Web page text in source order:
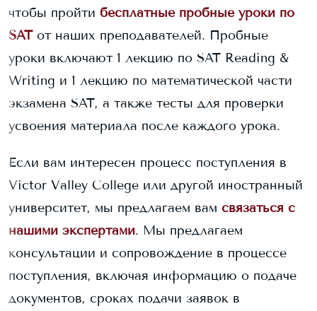
чтобы пройти бесплатные пробные уроки по
SAT от наших преподавателей. Пробные
уроки включают 1 лекцию по SAT Reading &
Writing и 1 лекцию по математической части
экзамена SAT, а также тесты для проверки
усвоения материала после каждого урока.
Если вам интересен процесс поступления в
Victor Valley College или другой иностранный
университет, мы предлагаем вам связаться с
нашими экспертами. Мы предлагаем
консультации и сопровождение в процессе
поступления, включая информацию о подаче
документов, сроках подачи заявок в